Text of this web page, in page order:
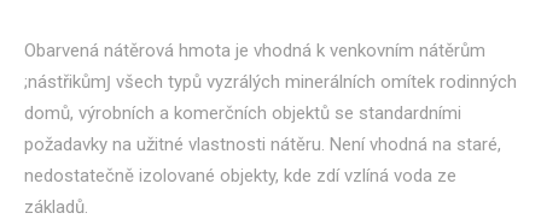
Obarvená nátěrová hmota je vhodná k venkovním nátěrům
;nástřikůmͿ všech typů vyzrálých minerálních omítek rodinných
domů, výrobních a komerčních objektů se standardními
požadavky na užitné vlastnosti nátěru. Není vhodná na staré,
nedostatečně izolované objekty, kde zdí vzlíná voda ze
základů.